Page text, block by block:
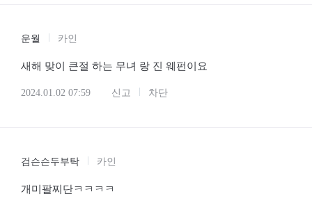
운월 카인
새해 맞이 큰절 하는 무녀 랑 진 웨펀이요
2024.01.02 07:59 신고 차단
검슨슨두부탁 카인
개미팔찌단ㅋㅋㅋㅋ